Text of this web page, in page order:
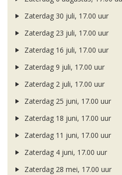
Zaterdag 30 juli, 17.00 uur
Zaterdag 23 juli, 17.00 uur
Zaterdag 16 juli, 17.00 uur
Zaterdag 9 juli, 17.00 uur
Zaterdag 2 juli, 17.00 uur
Zaterdag 25 juni, 17.00 uur
Zaterdag 18 juni, 17.00 uur
Zaterdag 11 juni, 17.00 uur
Zaterdag 4 juni, 17.00 uur
Zaterdag 28 mei, 17.00 uur